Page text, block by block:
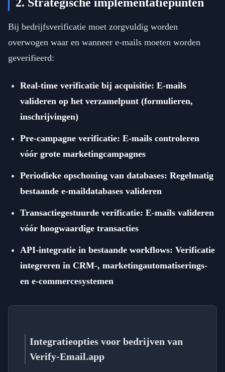
2. Strategische implementatiepunten
Bij bedrijfsverificatie moet zorgvuldig worden
overwogen waar en wanneer e-mails moeten worden
geverifieerd:
Real-time verificatie bij acquisitie: E-mails
valideren op het verzamelpunt (formulieren,
inschrijvingen)
Pre-campagne verificatie: E-mails controleren
vóór grote marketingcampagnes
Periodieke opschoning van databases: Regelmatig
bestaande e-maildatabases valideren
Transactiegestuurde verificatie: E-mails valideren
vóór hoogwaardige transacties
API-integratie in bestaande workflows: Verificatie
integreren in CRM-, marketingautomatiserings-
en e-commercesystemen
Integratieopties voor bedrijven van
Verify-Email.app